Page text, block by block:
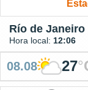
Río de Janeiro
Hora local: 12:06
08.08 27°